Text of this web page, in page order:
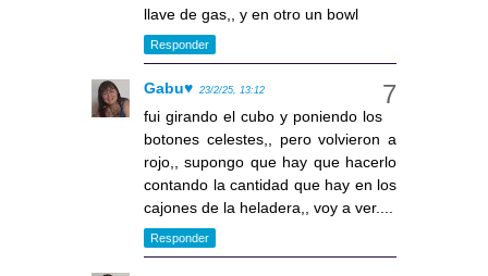
llave de gas,, y en otro un bowl
Responder
Gabu♥ 23/2/25, 13:12
fui girando el cubo y poniendo los
botones celestes,, pero volvieron a
rojo,, supongo que hay que hacerlo
contando la cantidad que hay en los
cajones de la heladera,, voy a ver....
Responder